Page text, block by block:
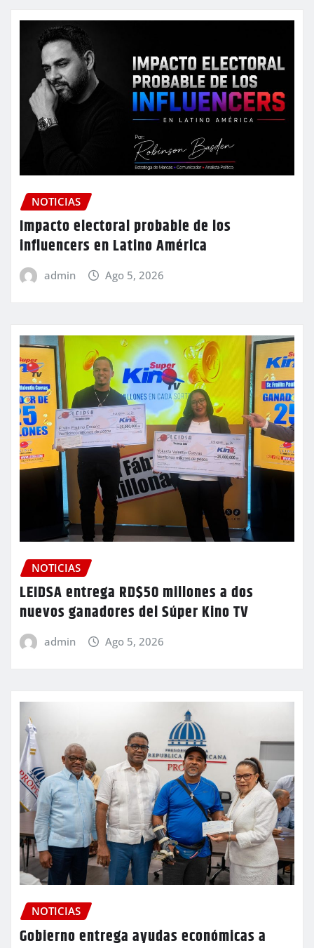
NOTICIAS
Impacto electoral probable de los
influencers en Latino América
admin Ago 5, 2026
NOTICIAS
LEIDSA entrega RD$50 millones a dos
nuevos ganadores del Súper Kino TV
admin Ago 5, 2026
NOTICIAS
Gobierno entrega ayudas económicas a